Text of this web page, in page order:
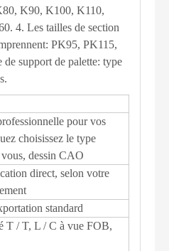
K90, K100, K110,
4. Les tailles de section
PK95, PK115,
support de palette: type
pour vos
choisissez le type
dessin CAO
direct, selon votre
standard
T / T, L / C à vue FOB,